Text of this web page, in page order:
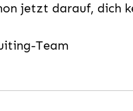
jetzt darauf, dich
Team